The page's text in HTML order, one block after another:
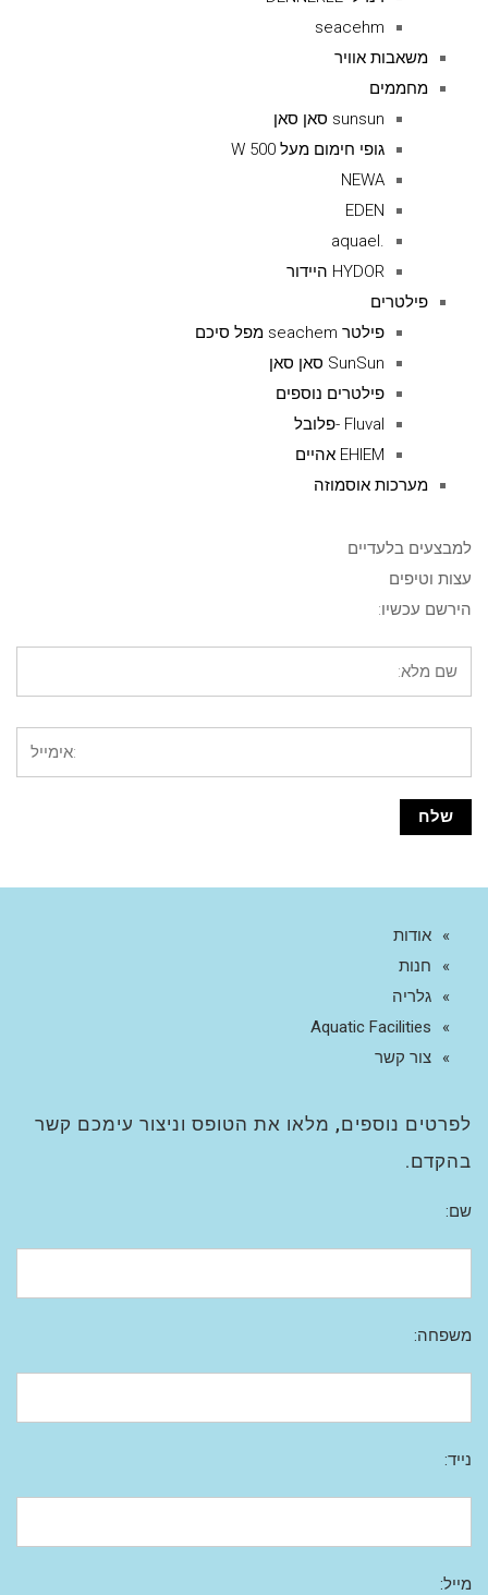
seacehm
משאבות אוויר
מחממים
sunsun סאן סאן
גופי חימום מעל 500 W
NEWA
EDEN
.aquael
HYDOR היידור
פילטרים
פילטר seachem מפל סיכם
SunSun סאן סאן
פילטרים נוספים
Fluval -פלובל
EHIEM אהיים
מערכות אוסמוזה
למבצעים בלעדיים
עצות וטיפים
הירשם עכשיו:
אודות
חנות
גלריה
Aquatic Facilities
צור קשר
לפרטים נוספים, מלאו את הטופס וניצור עימכם קשר
בהקדם.
שם:
משפחה:
נייד:
מייל: